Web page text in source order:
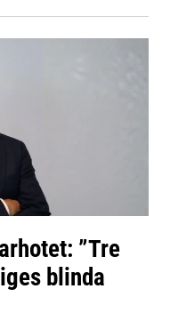
”Tre
blinda